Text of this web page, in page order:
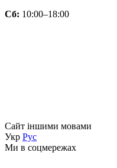
Сб: 10:00–18:00
Сайт іншими мовами
Укр Рус
Ми в соцмережах